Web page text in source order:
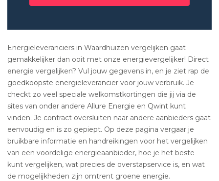
Energieleveranciers in Waardhuizen vergelijken gaat
gemakkelijker dan ooit met onze energievergelijker! Direct
energie vergelijken? Vul jouw gegevens in, en je ziet rap de
goedkoopste energieleverancier voor jouw verbruik. Je
checkt zo veel speciale welkomstkortingen die jij via de
sites van onder andere Allure Energie en Qwint kunt
vinden. Je contract oversluiten naar andere aanbieders gaat
eenvoudig en is zo gepiept. Op deze pagina vergaar je
bruikbare informatie en handreikingen voor het vergelijken
van een voordelige energieaanbieder, hoe je het beste
kunt vergelijken, wat precies de overstapservice is, en wat
de mogelijkheden zijn omtrent groene energie.